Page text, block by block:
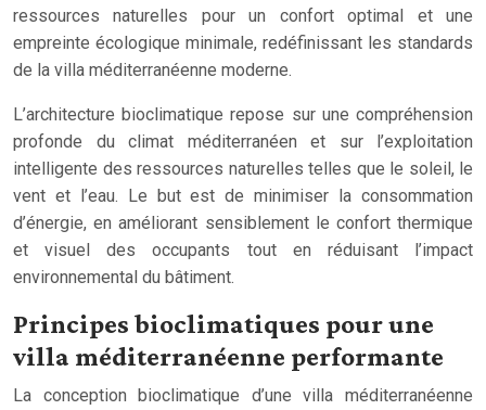
ressources naturelles pour un confort optimal et une
empreinte écologique minimale, redéfinissant les standards
de la villa méditerranéenne moderne.
L’architecture bioclimatique repose sur une compréhension
profonde du climat méditerranéen et sur l’exploitation
intelligente des ressources naturelles telles que le soleil, le
vent et l’eau. Le but est de minimiser la consommation
d’énergie, en améliorant sensiblement le confort thermique
et visuel des occupants tout en réduisant l’impact
environnemental du bâtiment.
Principes bioclimatiques pour une
villa méditerranéenne performante
La conception bioclimatique d’une villa méditerranéenne